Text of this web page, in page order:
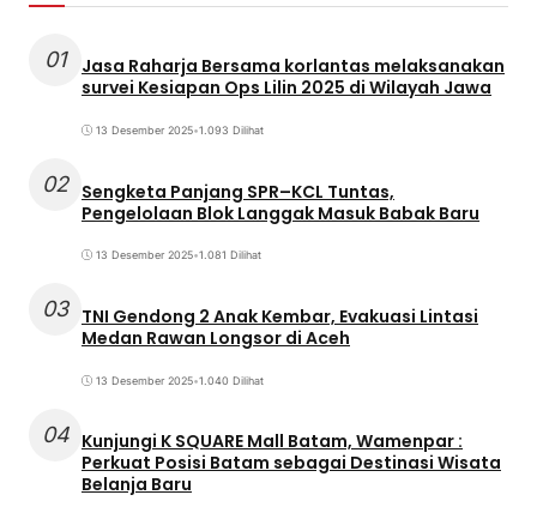
01
Jasa Raharja Bersama korlantas melaksanakan
survei Kesiapan Ops Lilin 2025 di Wilayah Jawa
13 Desember 2025•1.093 Dilihat
02 Sengketa Panjang SPR–KCL Tuntas,
Pengelolaan Blok Langgak Masuk Babak Baru
13 Desember 2025•1.081 Dilihat
03 TNI Gendong 2 Anak Kembar, Evakuasi Lintasi
Medan Rawan Longsor di Aceh
13 Desember 2025•1.040 Dilihat
04 Kunjungi K SQUARE Mall Batam, Wamenpar :
Perkuat Posisi Batam sebagai Destinasi Wisata
Belanja Baru